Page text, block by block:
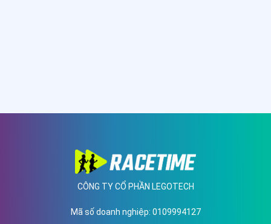
CÔNG TY CỔ PHẦN LEGOTECH
Mã số doanh nghiệp: 0109994127